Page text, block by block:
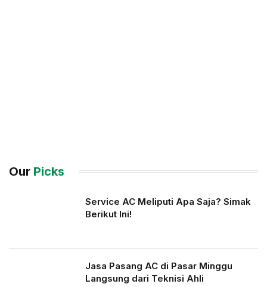
Our Picks
Service AC Meliputi Apa Saja? Simak
Berikut Ini!
Jasa Pasang AC di Pasar Minggu
Langsung dari Teknisi Ahli